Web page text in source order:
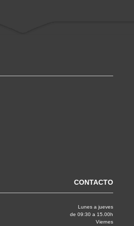
CONTACTO
Lunes a jueves
de 09:30 a 15.00h
Viernes